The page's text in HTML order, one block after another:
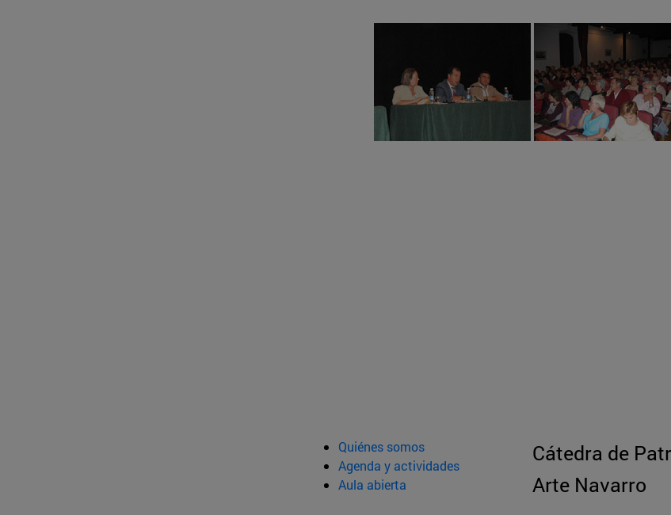
Quiénes somos
Agenda y actividades
Aula abierta
Cátedra de
Arte Navarro